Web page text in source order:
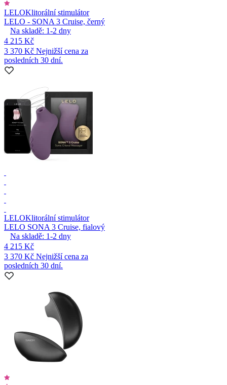
LELOKlitorální stimulátor
LELO - SONA 3 Cruise, černý
Na skladě: 1-2 dny
4 215 Kč
3 370 Kč Nejnižší cena za
posledních 30 dní.
LELOKlitorální stimulátor
LELO SONA 3 Cruise, fialový
Na skladě: 1-2 dny
4 215 Kč
3 370 Kč Nejnižší cena za
posledních 30 dní.